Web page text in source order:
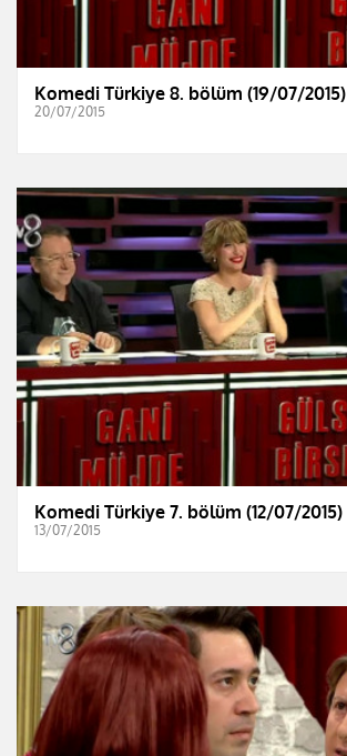
Komedi Türkiye 8. bölüm (19/07/2015)
20/07/2015
Komedi Türkiye 7. bölüm (12/07/2015)
13/07/2015